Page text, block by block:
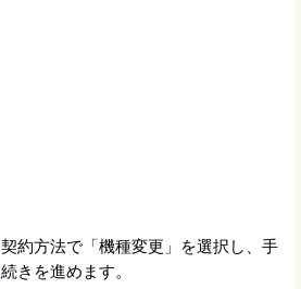
契約方法で「機種変更」を選択し、手
続きを進めます。